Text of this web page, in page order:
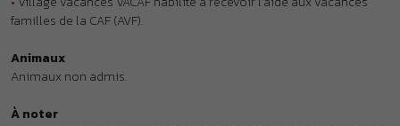
Qu'incluent les tarifs ?